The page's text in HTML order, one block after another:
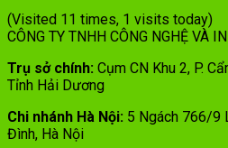
(Visited 11 times, 1 visits today)
CÔNG TY TNHH CÔNG NGHỆ VÀ
Trụ sở chính: Cụm CN Khu 2, P.
Tỉnh Hải Dương
Chi nhánh Hà Nội: 5 Ngách 766/9
Đình, Hà Nội